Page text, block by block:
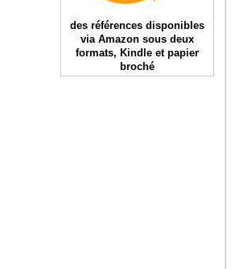
des références disponibles
via Amazon sous deux
formats, Kindle et papier
broché